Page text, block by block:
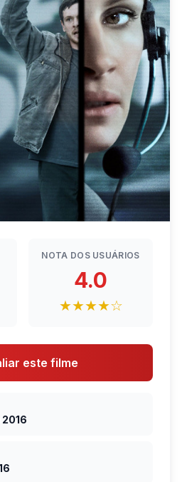
NOTA DOS USUÁRIOS
4.0
★★★★☆
este filme
2016